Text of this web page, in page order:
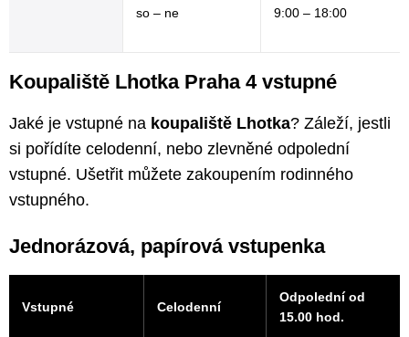
so – ne 9:00 – 18:00
Koupaliště Lhotka Praha 4 vstupné
Jaké je vstupné na koupaliště Lhotka? Záleží, jestli
si pořídíte celodenní, nebo zlevněné odpolední
vstupné. Ušetřit můžete zakoupením rodinného
vstupného.
Jednorázová, papírová vstupenka
Vstupné Celodenní
Odpolední od
15.00 hod.